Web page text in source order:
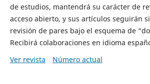
de estudios, mantendrá su carácter de
acceso abierto, y sus artículos seguirán
revisión de pares bajo el esquema de
Recibirá colaboraciones en idioma
Ver revista
Número actual